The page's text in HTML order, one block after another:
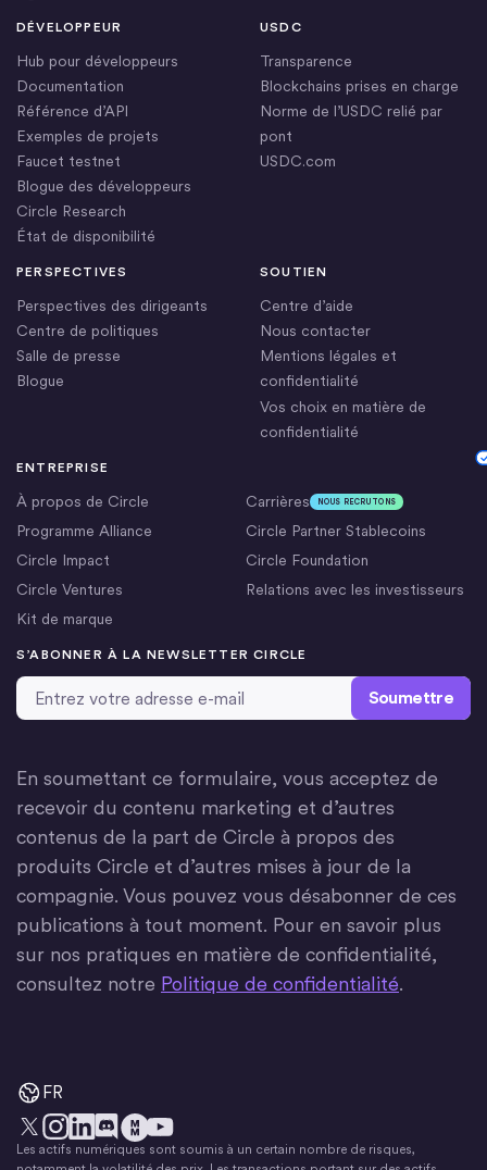
DÉVELOPPEUR
Hub pour développeurs
Documentation
Référence d’API
Exemples de projets
Faucet testnet
Blogue des développeurs
Circle Research
État de disponibilité
ENTREPRISE
À propos de Circle Carrières NOUS RECRUTONS
Programme Alliance
Circle Partner Stablecoins
Circle Impact
Circle Foundation
Circle Ventures
Relations avec les investisseurs
Kit de marque
USDC
Transparence
Blockchains prises en charge
Norme de l’USDC relié par
pont
USDC.com
PERSPECTIVES
Perspectives des dirigeants
Centre de politiques
Salle de presse
Blogue
SOUTIEN
Centre d’aide
Nous contacter
Mentions légales et
confidentialité
Vos choix en matière de
confidentialité
S’ABONNER À LA NEWSLETTER CIRCLE
Adresse email *
En soumettant ce formulaire, vous acceptez de
recevoir du contenu marketing et d’autres
contenus de la part de Circle à propos des
produits Circle et d’autres mises à jour de la
compagnie. Vous pouvez vous désabonner de ces
publications à tout moment. Pour en savoir plus
sur nos pratiques en matière de confidentialité,
consultez notre Politique de confidentialité.
FR
X Instagram
LinkedIn
Discorde
Le mouvement monétaire
YouTube
Les actifs numériques sont soumis à un certain nombre de risques,